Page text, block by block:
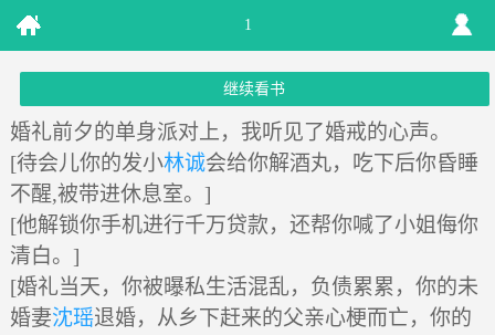
1
继续看书
婚礼前夕的单身派对上，我听见了婚戒的心声。
[待会儿你的发小林诚会给你解酒丸，吃下后你昏睡
不醒,被带进休息室。]
[他解锁你手机进行千万贷款，还帮你喊了小姐侮你
清白。]
[婚礼当天，你被曝私生活混乱，负债累累，你的未
婚妻沈瑶退婚，从乡下赶来的父亲心梗而亡，你的